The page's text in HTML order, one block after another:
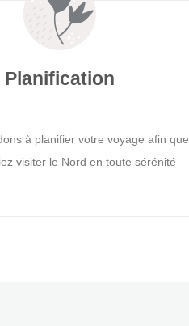
Planification
à planifier votre voyage afin que
visiter le Nord en toute sérénité